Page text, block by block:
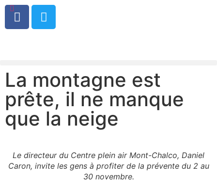
0
La montagne est
prête, il ne manque
que la neige
Le directeur du Centre plein air Mont-Chalco, Daniel
Caron, invite les gens à profiter de la prévente du 2 au
30 novembre.